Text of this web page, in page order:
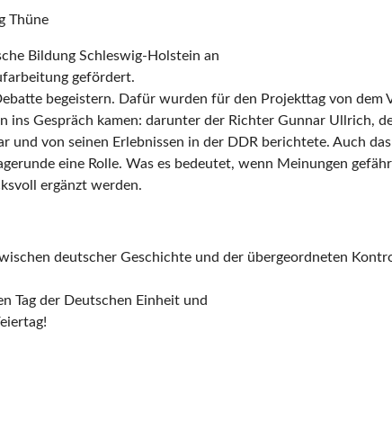
Thüne
Bildung Schleswig-Holstein an
gefördert.
begeistern. Dafür wurden für den Projekttag von dem
ins Gespräch kamen: darunter der Richter Gunnar Ullrich,
von seinen Erlebnissen in der DDR berichtete. Auch
eine Rolle. Was es bedeutet, wenn Meinungen
ergänzt werden.
deutscher Geschichte und der übergeordneten
Tag der Deutschen Einheit und